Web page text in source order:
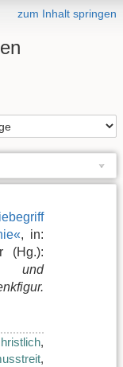
zum Inhalt springen
, in:
(Hg.):
,
,